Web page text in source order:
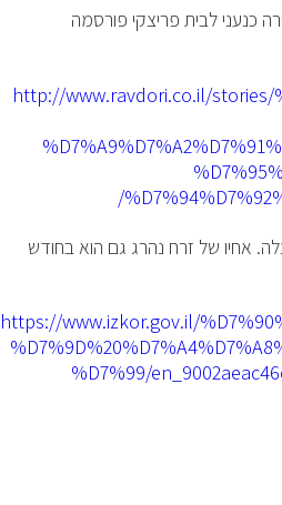
כנעני לבית פריצקי פורסמה
http://www.ravdori.co.il/stories/
אחיו של זרח נהרג גם הוא בחודש
https://www.izkor.gov.il/
%D7%99/